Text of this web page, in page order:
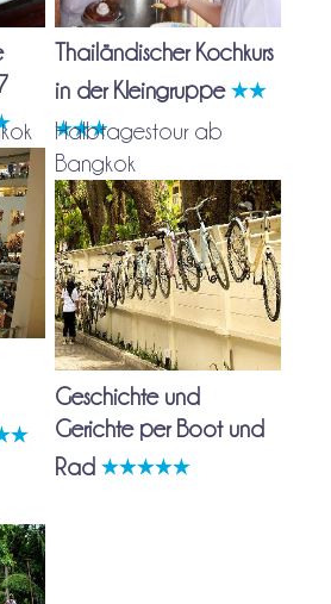
Thailändischer Kochkurs
in der Kleingruppe
Halbtagestour ab
Bangkok
Geschichte und
Gerichte per Boot und
Rad